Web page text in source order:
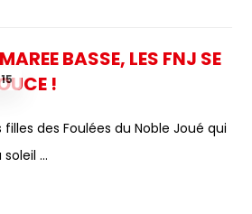
BASSE, LES FNJ SE
!
des Foulées du Noble Joué qui
...